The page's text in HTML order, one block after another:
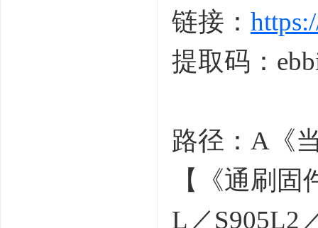
链接：
提取码：
路径：A《
【《通刷
L／S905L2